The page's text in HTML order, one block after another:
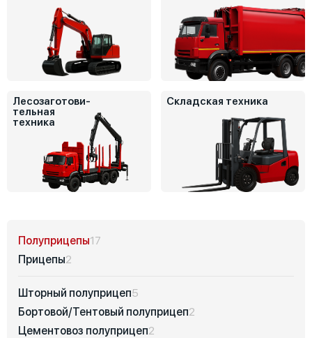
Лесозаготови-
тельная
техника
Складская техника
Полуприцепы17
Прицепы2
Шторный полуприцеп5
Бортовой/Тентовый полуприцеп2
Цементовоз полуприцеп2